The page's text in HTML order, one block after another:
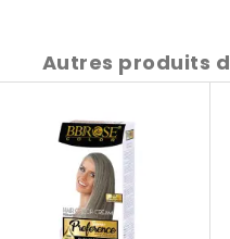
Autres produits